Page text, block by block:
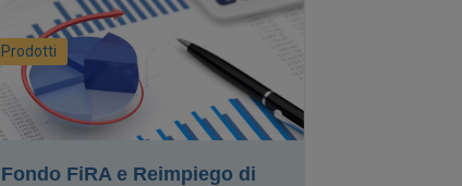
Prodotti
Fondo FiRA e Reimpiego di